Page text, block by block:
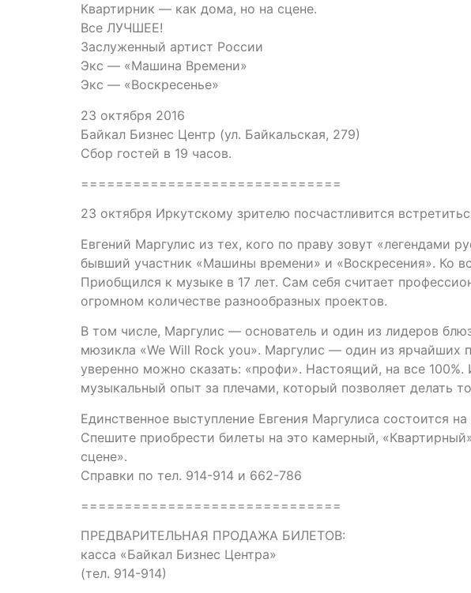
Квартирник — как дома, но на сцене.
Все ЛУЧШЕЕ!
Заслуженный артист России
Экс — «Машина Времени»
Экс — «Воскресенье»
23 октября 2016
Байкал Бизнес Центр (ул. Байкальская, 279)
Сбор гостей в 19 часов.
==============================
23 октября Иркутскому зрителю посчастливится
Евгений Маргулис из тех, кого по праву зовут «легендами
бывший участник «Машины времени» и «Воскресения». Ко
Приобщился к музыке в 17 лет. Сам себя считает
огромном количестве разнообразных проектов.
В том числе, Маргулис — основатель и один из лидеров
мюзикла «We Will Rock you». Маргулис — один из ярчайших
уверенно можно сказать: «профи». Настоящий, на все
музыкальный опыт за плечами, который позволяет делать
Единственное выступление Евгения Маргулиса состоится
Спешите приобрести билеты на это камерный,
сцене».
Справки по тел. 914-914 и 662-786
==============================
ПРЕДВАРИТЕЛЬНАЯ ПРОДАЖА БИЛЕТОВ:
касса «Байкал Бизнес Центра»
(тел. 914-914)